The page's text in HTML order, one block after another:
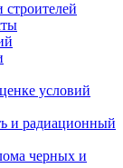
условий
и радиационный
черных и